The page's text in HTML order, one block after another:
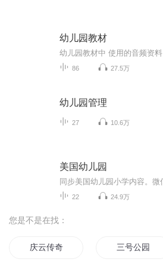
幼儿园教材
幼儿园教材中 使用的音频资料
86 27.5万
幼儿园管理
27 10.6万
美国幼儿园
22 24.9万
您是不是在找：
庆云传奇 三号公园